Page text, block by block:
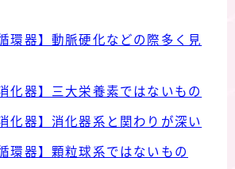
環器】動脈硬化などの際多く見
化器】三大栄養素ではないもの
化器】消化器系と関わりが深い
環器】顆粒球系ではないもの